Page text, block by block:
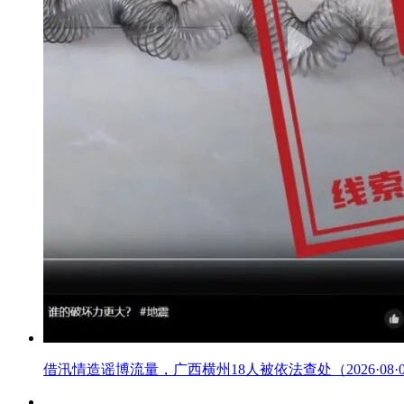
借汛情造谣博流量，广西横州18人被依法查处（